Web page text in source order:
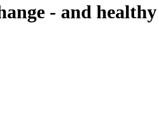
- and